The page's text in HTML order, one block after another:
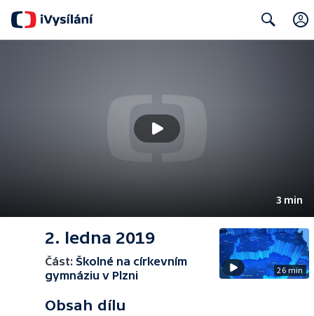
3 min
2. ledna 2019
Část: Školné na církevním
gymnáziu v Plzni
Obsah dílu
26 min